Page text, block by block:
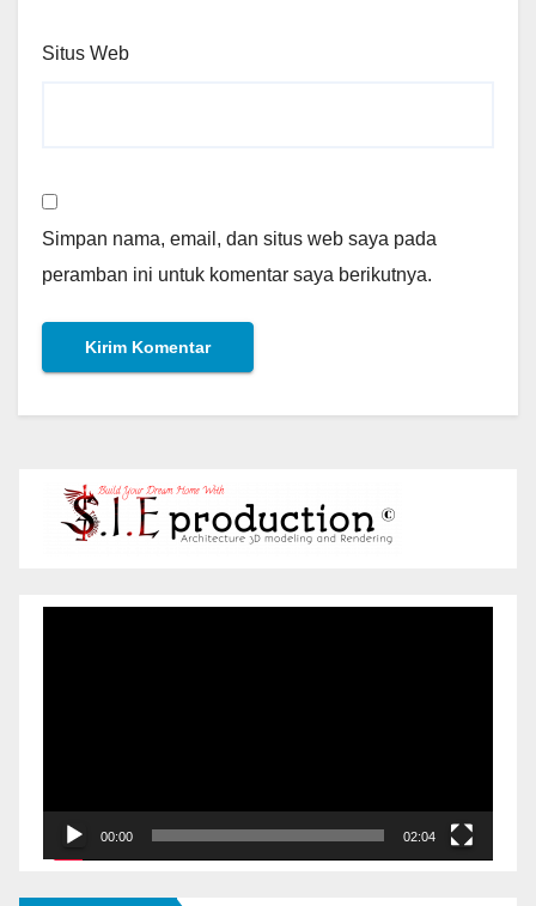
Situs Web
Simpan nama, email, dan situs web saya pada
peramban ini untuk komentar saya berikutnya.
00:00 02:04